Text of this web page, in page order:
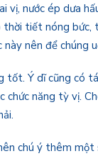
vị, nước ép dưa
thời tiết nóng bức,
nên để chúng
tốt. Ý dĩ cũng có
chức năng tỳ vị.
chú ý thêm một